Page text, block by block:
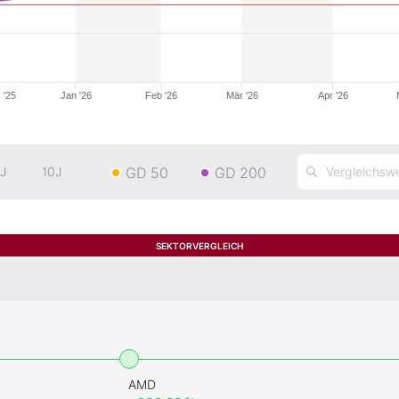
'25 Jan '26 Feb '26 Mär '26 Apr '26
10J GD 50 GD 200
SEKTORVERGLEICH
AMD